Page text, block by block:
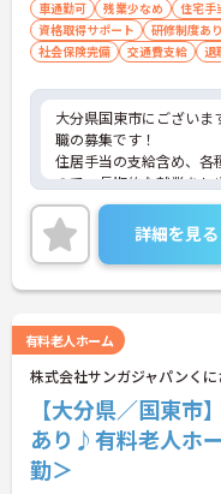
車運転免
車通勤可 残業少なめ 住宅手
資格取得サポート
研修制度あり
社会保険完備
交通費支給 退
大分県国東市にございま
職の募集です！
住居手当の支給含め、各
ので、長期的な就業をし
業少なめなのでお仕事終
す◎
ご興味のある方は、マイ
せください。
詳細を見る
有料老人ホーム
株式会社サンガジャパンく
【大分県／国東
あり♪有料老人ホ
勤＞